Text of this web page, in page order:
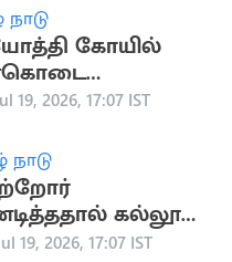
நாடு
கோயில்
பிரதமருக்கு
19, 2026, 17:07 IST
நாடு
கல்லூரி
தற்கொலை
19, 2026, 17:07 IST